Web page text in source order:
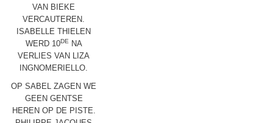
VAN BIEKE
VERCAUTEREN.
ISABELLE THIELEN
WERD 10DENA
VERLIES VAN LIZA
INGNOMERIELLO.
OP SABEL ZAGEN WE
GEEN GENTSE
HEREN OP DE PISTE.